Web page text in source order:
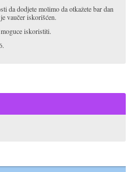
da dodjete molimo da otkažete bar dan
vaučer iskorišćen.
iskoristiti.